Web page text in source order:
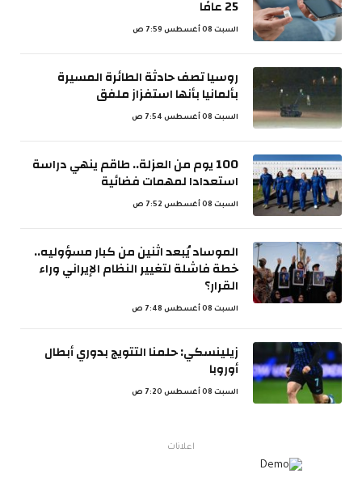
25 عامًا
السبت 08 أغسطس 7:59 ص
روسيا تصف حادثة الطائرة المسيرة
بألمانيا بأنها استفزاز ملفق
السبت 08 أغسطس 7:54 ص
100 يوم من العزلة.. طاقم ينهي دراسة
استعدادا لمهمات فضائية
السبت 08 أغسطس 7:52 ص
الموساد يُبعد اثنين من كبار مسؤوليه..
خطة فاشلة لتغيير النظام الإيراني وراء
القرار؟
السبت 08 أغسطس 7:48 ص
زيلينسكي: حلمنا التتويج بدوري أبطال
أوروبا
السبت 08 أغسطس 7:20 ص
اعلانات